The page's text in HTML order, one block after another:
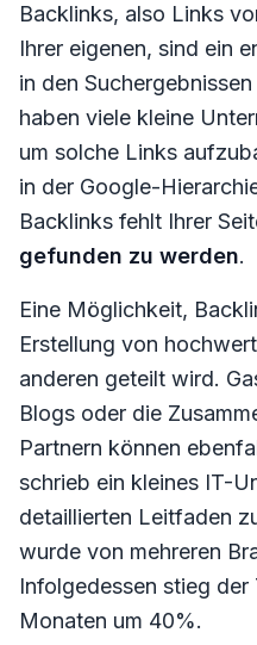
Backlinks, also Links
Ihrer eigenen, sind ein
in den
haben viele kleine
um solche Links
in der Google-
Backlinks fehlt Ihrer
gefunden zu werden.
Eine Möglichkeit,
Erstellung von
anderen geteilt wird.
Blogs oder die
Partnern können
schrieb ein kleines IT-
detaillierten Leitfaden
wurde von mehreren
Infolgedessen stieg
Monaten um 40%.